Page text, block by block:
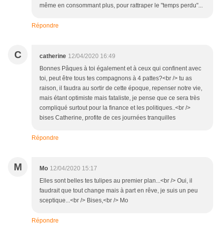
même en consommant plus, pour rattraper le "temps perdu"...
Répondre
C catherine 12/04/2020 16:49
Bonnes Pâques à toi également et à ceux qui confinent avec
toi, peut être tous tes compagnons à 4 pattes?<br /> tu as
raison, il faudra au sortir de cette époque, repenser notre vie,
mais étant optimiste mais fataliste, je pense que ce sera très
compliqué surtout pour la finance et les politiques..<br />
bises Catherine, profite de ces journées tranquilles
Répondre
M Mo 12/04/2020 15:17
Elles sont belles tes tulipes au premier plan...<br /> Oui, il
faudrait que tout change mais à part en rêve, je suis un peu
sceptique...<br /> Bises,<br /> Mo
Répondre